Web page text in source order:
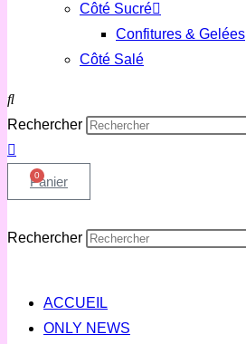
Côté Sucré
Confitures & Gelées
Côté Salé
Rechercher
0
Panier
Rechercher
ACCUEIL
ONLY NEWS